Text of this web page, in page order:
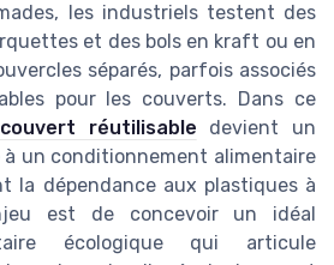
les industriels testent des
et des bols en kraft ou en
séparés, parfois associés
pour les couverts. Dans ce
réutilisable devient un
un conditionnement alimentaire
la dépendance aux plastiques à
est de concevoir un idéal
écologique qui articule